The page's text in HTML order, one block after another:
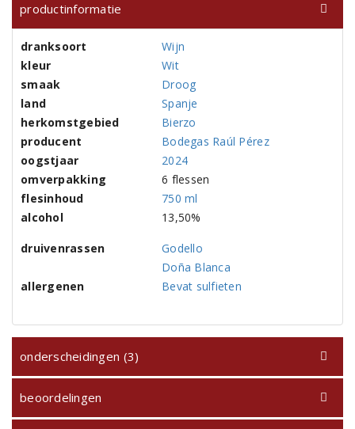
productinformatie
dranksoort
Wijn
kleur
Wit
smaak
Droog
land
Spanje
herkomstgebied
Bierzo
producent
Bodegas Raúl Pérez
oogstjaar
2024
omverpakking
6 flessen
flesinhoud
750 ml
alcohol
13,50%
druivenrassen
Godello
Doña Blanca
allergenen
Bevat sulfieten
onderscheidingen (3)
beoordelingen